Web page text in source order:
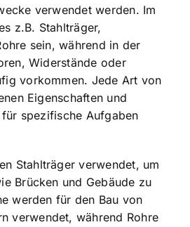
verwendet werden. Im
z.B. Stahlträger,
sein, während in der
Widerstände oder
vorkommen. Jede Art von
Eigenschaften und
spezifische Aufgaben
Stahlträger verwendet, um
Brücken und Gebäude zu
werden für den Bau von
verwendet, während Rohre